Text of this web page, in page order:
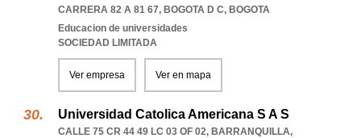
CARRERA 82 A 81 67, BOGOTA D C, BOGOTA
Educacion de universidades
SOCIEDAD LIMITADA
Ver empresa Ver en mapa
Universidad Catolica Americana S A S
CALLE 75 CR 44 49 LC 03 OF 02, BARRANQUILLA,